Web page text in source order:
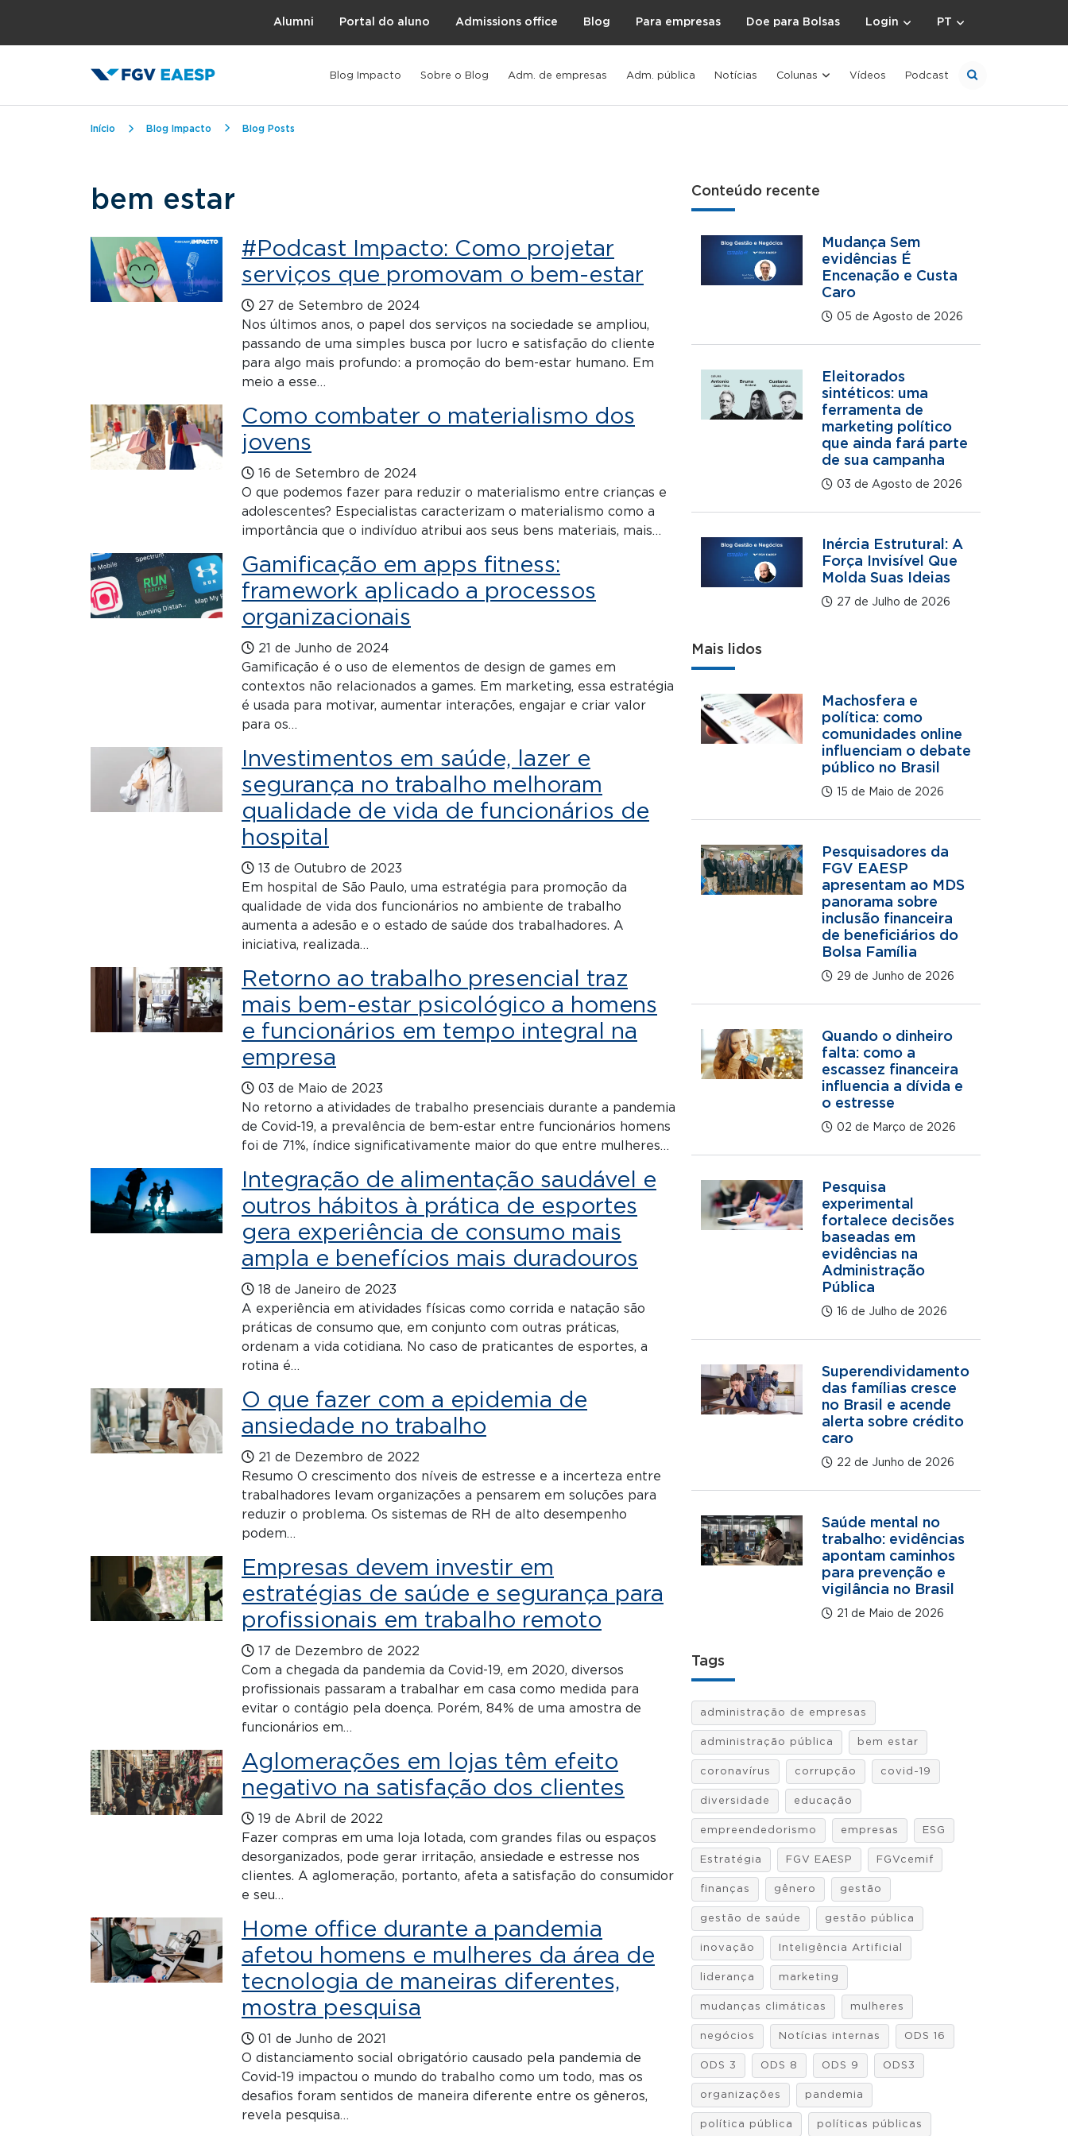
Alumni Portal do aluno Admissions office Blog Para empresas Doe para Bolsas Login PT
Blog Impacto Sobre o Blog Adm. de empresas Adm. pública Notícias Colunas Vídeos Podcast
Trilha de navegação
Início Blog Impacto Blog Posts
bem estar
#Podcast Impacto: Como projetar
serviços que promovam o bem-estar
27 de Setembro de 2024
Nos últimos anos, o papel dos serviços na sociedade se ampliou,
passando de uma simples busca por lucro e satisfação do cliente
para algo mais profundo: a promoção do bem-estar humano. Em
meio a esse…
Como combater o materialismo dos
jovens
16 de Setembro de 2024
O que podemos fazer para reduzir o materialismo entre crianças e
adolescentes? Especialistas caracterizam o materialismo como a
importância que o indivíduo atribui aos seus bens materiais, mais…
Gamificação em apps fitness:
framework aplicado a processos
organizacionais
21 de Junho de 2024
Gamificação é o uso de elementos de design de games em
contextos não relacionados a games. Em marketing, essa estratégia
é usada para motivar, aumentar interações, engajar e criar valor
para os…
Investimentos em saúde, lazer e
segurança no trabalho melhoram
qualidade de vida de funcionários de
hospital
13 de Outubro de 2023
Em hospital de São Paulo, uma estratégia para promoção da
qualidade de vida dos funcionários no ambiente de trabalho
aumenta a adesão e o estado de saúde dos trabalhadores. A
iniciativa, realizada…
Retorno ao trabalho presencial traz
mais bem-estar psicológico a homens
e funcionários em tempo integral na
empresa
03 de Maio de 2023
No retorno a atividades de trabalho presenciais durante a pandemia
de Covid-19, a prevalência de bem-estar entre funcionários homens
foi de 71%, índice significativamente maior do que entre mulheres…
Integração de alimentação saudável e
outros hábitos à prática de esportes
gera experiência de consumo mais
ampla e benefícios mais duradouros
18 de Janeiro de 2023
A experiência em atividades físicas como corrida e natação são
práticas de consumo que, em conjunto com outras práticas,
ordenam a vida cotidiana. No caso de praticantes de esportes, a
rotina é…
O que fazer com a epidemia de
ansiedade no trabalho
21 de Dezembro de 2022
Resumo O crescimento dos níveis de estresse e a incerteza entre
trabalhadores levam organizações a pensarem em soluções para
reduzir o problema. Os sistemas de RH de alto desempenho
podem…
Empresas devem investir em
estratégias de saúde e segurança para
profissionais em trabalho remoto
17 de Dezembro de 2022
Com a chegada da pandemia da Covid-19, em 2020, diversos
profissionais passaram a trabalhar em casa como medida para
evitar o contágio pela doença. Porém, 84% de uma amostra de
funcionários em…
Aglomerações em lojas têm efeito
negativo na satisfação dos clientes
19 de Abril de 2022
Fazer compras em uma loja lotada, com grandes filas ou espaços
desorganizados, pode gerar irritação, ansiedade e estresse nos
clientes. A aglomeração, portanto, afeta a satisfação do consumidor
e seu…
Home office durante a pandemia
afetou homens e mulheres da área de
tecnologia de maneiras diferentes,
mostra pesquisa
01 de Junho de 2021
O distanciamento social obrigatório causado pela pandemia de
Covid-19 impactou o mundo do trabalho como um todo, mas os
desafios foram sentidos de maneira diferente entre os gêneros,
revela pesquisa…
Conteúdo recente
Mudança Sem
evidências É
Encenação e Custa
Caro
05 de Agosto de 2026
Eleitorados
sintéticos: uma
ferramenta de
marketing político
que ainda fará parte
de sua campanha
03 de Agosto de 2026
Inércia Estrutural: A
Força Invisível Que
Molda Suas Ideias
27 de Julho de 2026
Mais lidos
Machosfera e
política: como
comunidades online
influenciam o debate
público no Brasil
15 de Maio de 2026
Pesquisadores da
FGV EAESP
apresentam ao MDS
panorama sobre
inclusão financeira
de beneficiários do
Bolsa Família
29 de Junho de 2026
Quando o dinheiro
falta: como a
escassez financeira
influencia a dívida e
o estresse
02 de Março de 2026
Pesquisa
experimental
fortalece decisões
baseadas em
evidências na
Administração
Pública
16 de Julho de 2026
Superendividamento
das famílias cresce
no Brasil e acende
alerta sobre crédito
caro
22 de Junho de 2026
Saúde mental no
trabalho: evidências
apontam caminhos
para prevenção e
vigilância no Brasil
21 de Maio de 2026
Tags
administração de empresas
administração pública bem estar
coronavírus corrupção covid-19
diversidade educação
empreendedorismo empresas ESG
Estratégia FGV EAESP FGVcemif
finanças gênero gestão
gestão de saúde gestão pública
inovação Inteligência Artificial
liderança marketing
mudanças climáticas mulheres
negócios Notícias internas ODS 16
ODS 3 ODS 8 ODS 9 ODS3
organizações pandemia
política pública políticas públicas